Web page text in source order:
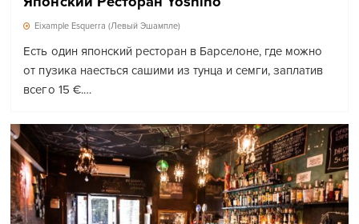
Eixample Esquerra (Левый Эшампле)
Есть один японский ресторан в Барселоне, где можно
от пузика наесться сашими из тунца и семги, заплатив
всего 15 €.…